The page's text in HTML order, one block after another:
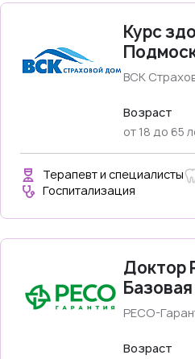
Курс
ВСК
Возраст
от 18 до 65
Терапевт и специалисты
Госпитализация
Доктор
Базовая
РЕСО-
Возраст